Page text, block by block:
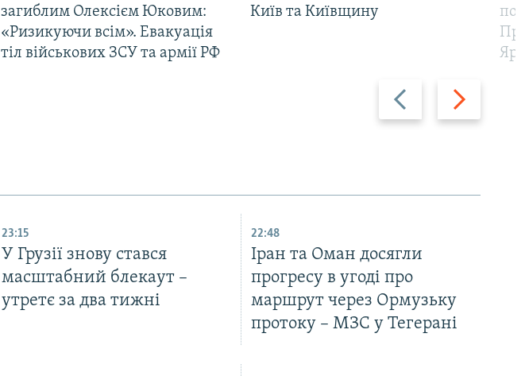
Назад Вперед
загиблим Олексієм Юковим:
«Ризикуючи всім». Евакуація
тіл військових ЗСУ та армії РФ
Київ та Київщину
23:15
У Грузії знову стався
масштабний блекаут –
утретє за два тижні
22:48
Іран та Оман досягли
прогресу в угоді про
маршрут через Ормузьку
протоку – МЗС у Тегерані